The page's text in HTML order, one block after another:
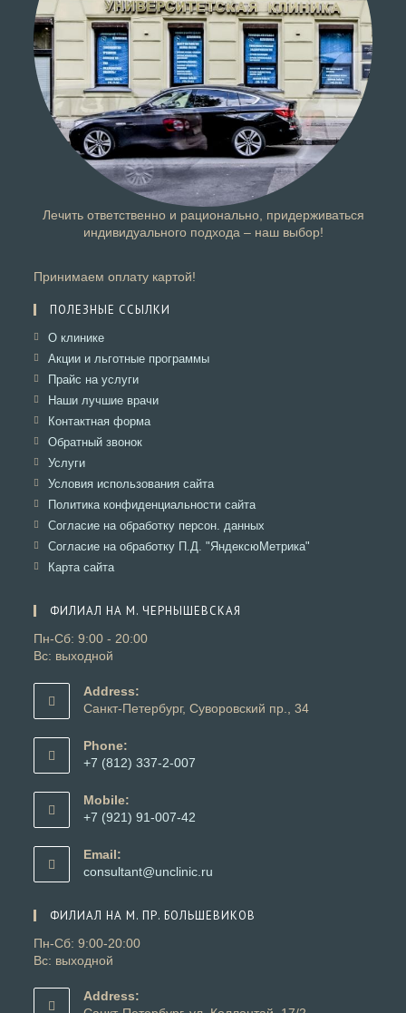
Лечить ответственно и рационально, придерживаться
индивидуального подхода – наш выбор!
Принимаем оплату картой!
ПОЛЕЗНЫЕ ССЫЛКИ
О клиникеОткроется
в
вкладке
Акции и льготные программыОткроется
Прайс на услугиОткроется
в
вкладке
Наши лучшие врачиОткроется
Контактная формаОткроется
Обратный звонокОткроется
вкладке
УслугиОткроется
в
вкладке
Условия использования сайтаОткроется
в
вкладке
Политика конфиденциальности сайтаОткроется
в
вкладке
Согласие на обработку персон. данных
в
Согласие на обработку П.Д. "ЯндексюМетрика"
Карта сайтаОткроется
вкладке
ФИЛИАЛ НА М. ЧЕРНЫШЕВСКАЯ
Пн-Сб: 9:00 - 20:00
Вс: выходной
Address:
Санкт-Петербург, Суворовский пр., 34
Phone:
+7 (812) 337-2-007
в
вашем
Mobile:
+7 (921) 91-007-42
в
вашем
Email:
consultant@unclinic.ru
приложении
ФИЛИАЛ НА М. ПР. БОЛЬШЕВИКОВ
Пн-Сб: 9:00-20:00
Вс: выходной
Address: